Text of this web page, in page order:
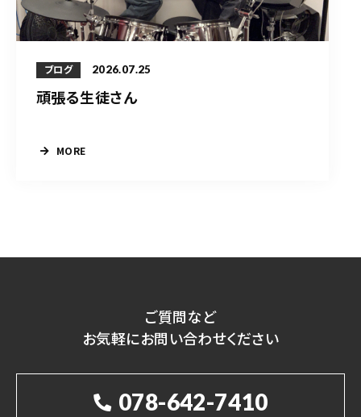
ブログ 2026.07.25
頑張る生徒さん
MORE
ご質問など
お気軽にお問い合わせください
078-642-7410